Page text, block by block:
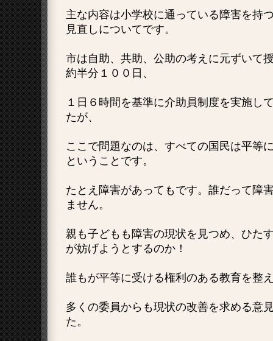
主な内容は小学校に通っている障害を持
見直しについてです。
市は自助、共助、公助の考えに元ずいて
約半分１００日、
１日６時間を基準に介助員制度を実施し
たが、
ここで問題なのは、すべての国民は平等
ということです。
たとえ障害があってもです。誰だって障
ません。
親も子どもも障害の現状を見つめ、ひた
が妨げようとするのか！
誰もが平等に受ける権利のある教育を整
多くの委員からも現状の改善を求める意
た。